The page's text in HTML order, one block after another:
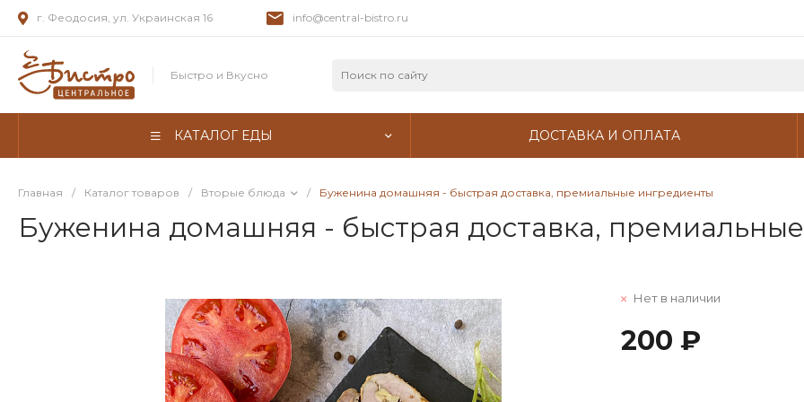
г. Феодосия, ул. Украинская 16 info@central-bistro.ru
Быстро и Вкусно
КАТАЛОГ ЕДЫ ДОСТАВКА И ОПЛАТА
Главная / Каталог товаров / Вторые блюда / Буженина домашняя - быстрая доставка, премиальные ингредиенты
Буженина домашняя - быстрая доставка,
Нет в наличии
200 ₽